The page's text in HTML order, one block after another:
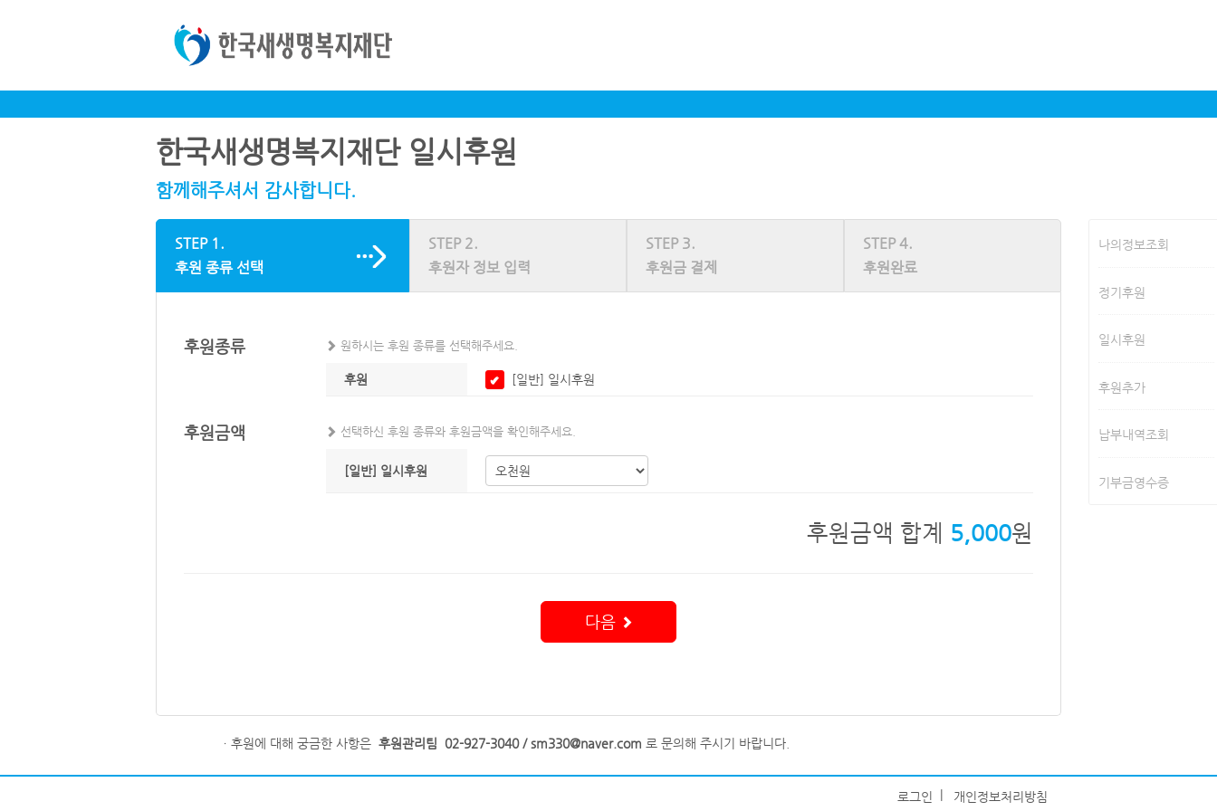
한국새생명복지재단 일시후원
함께해주셔서 감사합니다.
STEP 1.
후원 종류 선택
STEP 2.
후원자 정보 입력
STEP 3.
후원금 결제
STEP 4.
후원완료
후원종류 원하시는 후원 종류를 선택해주세요.
후원 [일반] 일시후원
후원금액 선택하신 후원 종류와 후원금액을 확인해주세요.
[일반] 일시후원
후원금액 합계 5,000원
다음
ㆍ후원에 대해 궁금한 사항은 후원관리팀 02-927-3040 / sm330@naver.com 로 문의해 주시기 바랍니다.
나의정보조회
정기후원
일시후원
후원추가
납부내역조회
기부금영수증
로그인 개인정보처리방침